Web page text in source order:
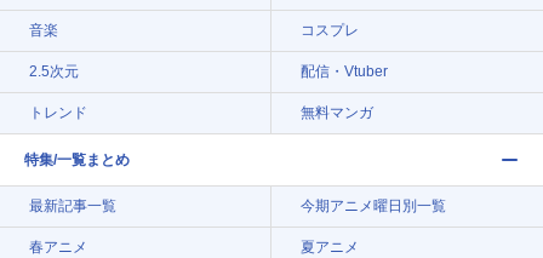
音楽 コスプレ
2.5次元 配信・Vtuber
トレンド 無料マンガ
特集/一覧まとめ
最新記事一覧 今期アニメ曜日別一覧
春アニメ 夏アニメ